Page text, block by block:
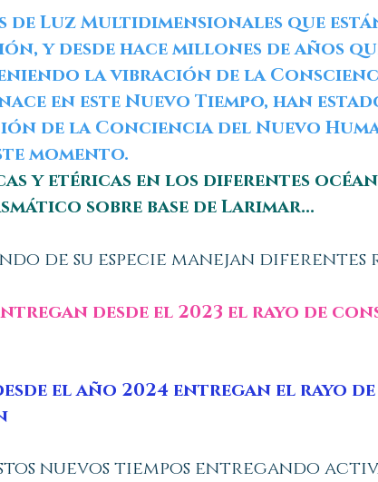
de Luz Multidimensionales que
y desde hace millones de años
la vibración de la
en este Nuevo Tiempo, han
de la Conciencia del Nuevo
momento.
y etéricas en los diferentes
sobre base de Larimar...
de su especie manejan
desde el 2023 el rayo de
el año 2024 entregan el rayo de
nuevos tiempos entregando